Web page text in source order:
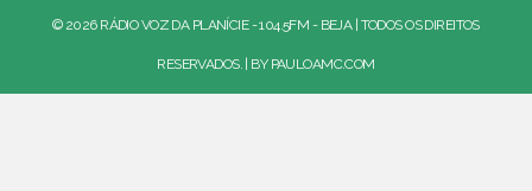
© 2026 RÁDIO VOZ DA PLANÍCIE - 104.5FM - BEJA | TODOS OS DIREITOS
RESERVADOS. | BY PAULOAMC.COM